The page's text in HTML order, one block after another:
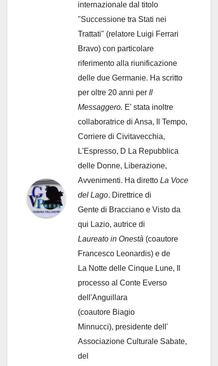
internazionale dal titolo
"Successione tra Stati nei
Trattati" (relatore Luigi Ferrari
Bravo) con particolare
riferimento alla riunificazione
delle due Germanie. Ha scritto
per oltre 20 anni per Il
Messaggero. E' stata inoltre
collaboratrice di Ansa, Il Tempo,
Corriere di Civitavecchia,
L'Espresso, D La Repubblica
delle Donne, Liberazione,
Avvenimenti. Ha diretto La Voce
del Lago. Direttrice di
Gente di Bracciano e Visto da
qui Lazio, autrice di
Laureato in Onestà (coautore
Francesco Leonardis) e de
La Notte delle Cinque Lune, Il
processo al Conte Everso
dell'Anguillara
(coautore Biagio
Minnucci), presidente dell'
Associazione Culturale Sabate,
del